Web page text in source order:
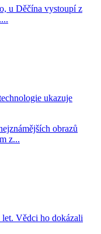
u Děčína vystoupí z
ukazuje
obrazů
z...
let. Vědci ho dokázali